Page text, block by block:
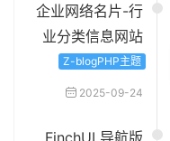
企业网络名片-行
业分类信息网站
Z-blogPHP主题
2025-09-24
FinchUI 导航版